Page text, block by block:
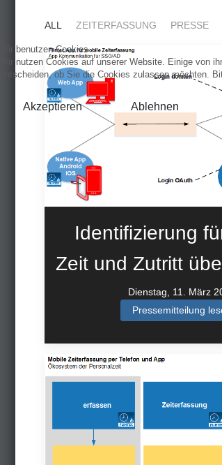
ALL ZEITERFASSUNG PRESSE
Identifizierung
Zeit und Zutritt
Dienstag, 11. März
Pressemitteilung
Wir benutzen Cookies
Wir nutzen Cookies auf unserer Website. Einige von
entscheiden, ob Sie die Cookies zulassen möchten.
Akzeptieren Ablehnen